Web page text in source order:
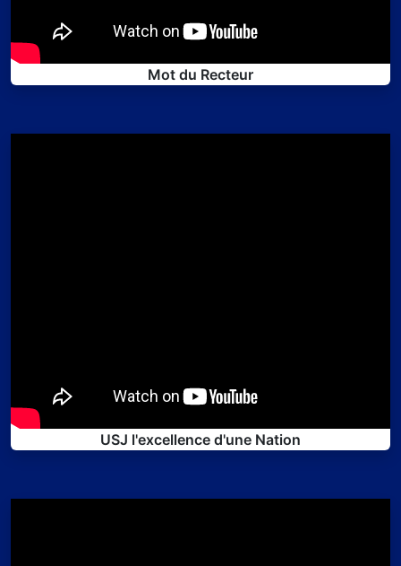
Mot du Recteur
USJ l'excellence d'une Nation